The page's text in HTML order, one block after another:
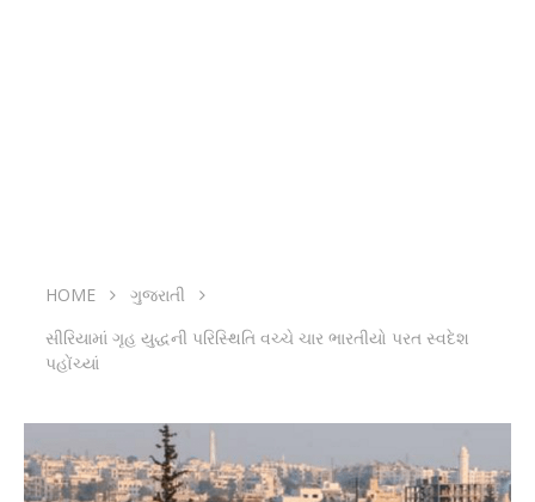
HOME
ગુજરાતી
સીરિયામાં ગૃહ યુદ્ધની પરિસ્થિતિ વચ્ચે ચાર ભારતીયો પરત સ્વદેશ
પહોંચ્યાં